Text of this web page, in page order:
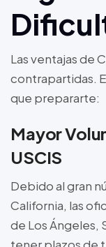
Las ventajas de
contrapartidas.
que prepararte:
Mayor
USCIS
Debido al gran
California, las
de Los Ángeles,